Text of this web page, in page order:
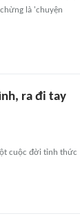
là 'chuyện
ra đi tay
cuộc đời tỉnh thức